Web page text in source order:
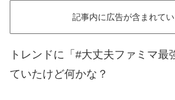
記事内に広告が含まれてい
トレンドに「#大丈夫ファミマ最
ていたけど何かな？